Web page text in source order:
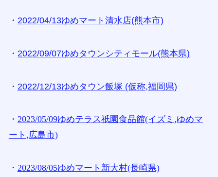
・ 2022/04/13ゆめマート清水店(熊本市)
・ 2022/09/07ゆめタウンシティモール(熊本県)
・ 2022/12/13ゆめタウン飯塚 (仮称,福岡県)
・ 2023/05/09ゆめテラス祇園食品館(イズミ,ゆめマ
ート,広島市)
・ 2023/08/05ゆめマート新大村(長崎県)